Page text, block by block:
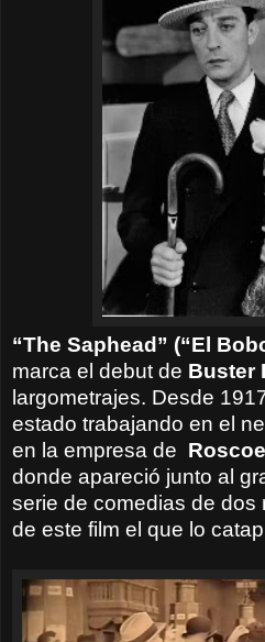
“The Saphead” (“El
marca el debut de Buster
largometrajes. Desde
estado trabajando en el
en la empresa de
donde apareció junto al
serie de comedias de dos
de este film el que lo